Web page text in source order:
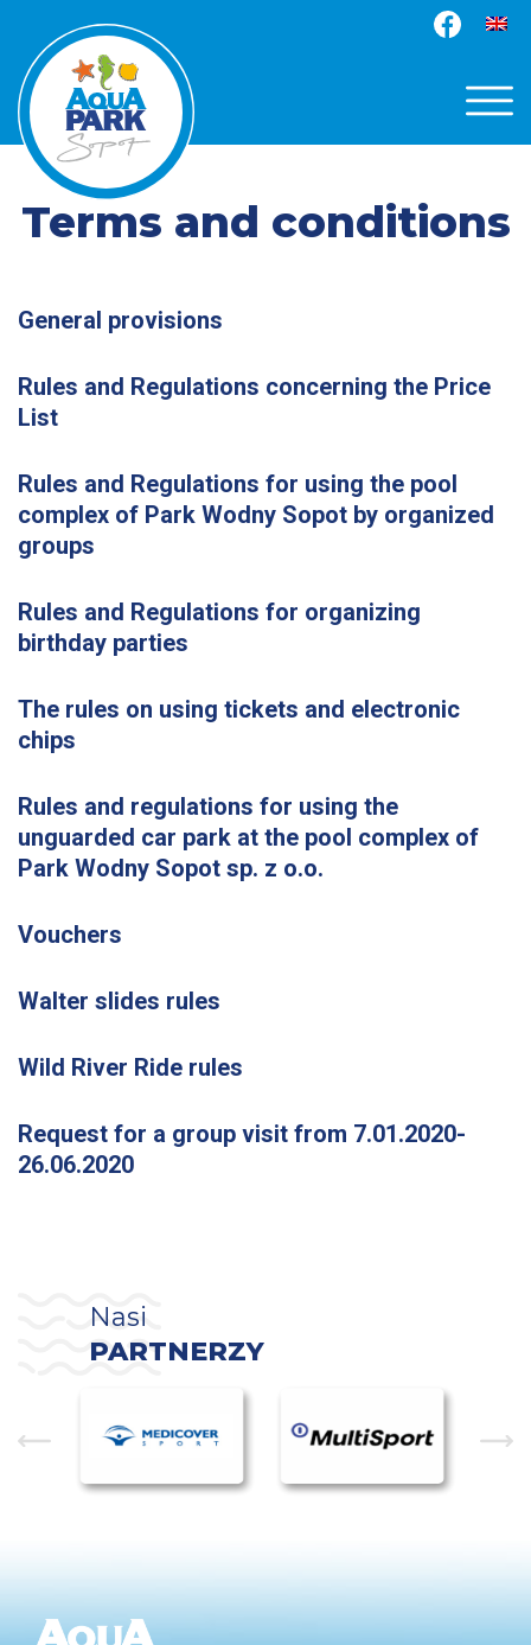
Terms and conditions
General provisions
Rules and Regulations concerning the Price
List
Rules and Regulations for using the pool
complex of Park Wodny Sopot by organized
groups
Rules and Regulations for organizing
birthday parties
The rules on using tickets and electronic
chips
Rules and regulations for using the
unguarded car park at the pool complex of
Park Wodny Sopot sp. z o.o.
Vouchers
Walter slides rules
Wild River Ride rules
Request for a group visit from 7.01.2020-
26.06.2020
Nasi
PARTNERZY